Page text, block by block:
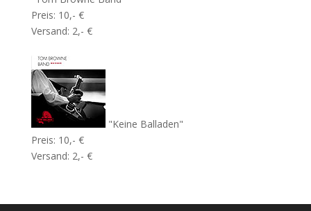
Preis: 10,- €
Versand: 2,- €
"Keine Balladen"
Preis: 10,- €
Versand: 2,- €